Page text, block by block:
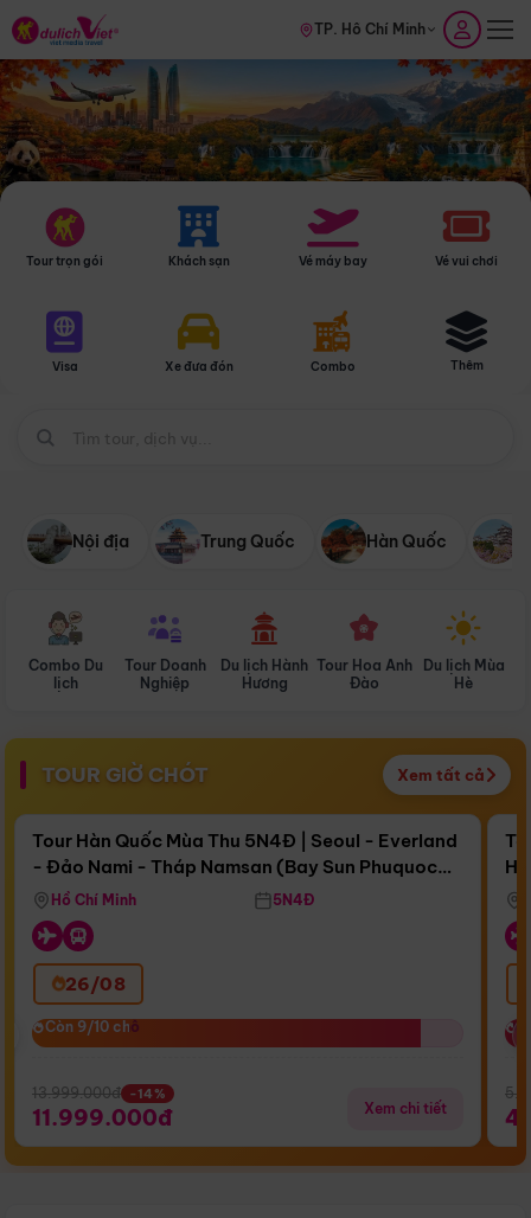
TP. Hồ Chí Minh
Tour trọn gói Khách sạn Vé máy bay Vé vui chơi
Visa Xe đưa đón Combo Thêm
Nội địa Trung Quốc Hàn Quốc
Combo Du
lịch
Tour Doanh
Nghiệp
Du lịch Hành
Hương
Tour Hoa Anh
Đào
Du lịch Mùa
Hè
TOUR GIỜ CHÓT Xem tất cả
Còn17 ngày 13:40:19
Bay Sun Phuquoc Airways
Điểm nổi bật
Tour Hàn Quốc Mùa Thu 5N4Đ | Seoul - Everland
- Đảo Nami - Tháp Namsan (Bay Sun Phuquoc
Airways)
Hồ Chí Minh 5N4Đ
26/08
Còn 9/10 chỗ
Còn 9/10 chỗ
13.999.000đ -14%
11.999.000đ Xem chi tiết